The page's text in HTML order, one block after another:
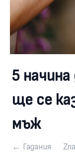
5
ще се
мъж
← Гадания